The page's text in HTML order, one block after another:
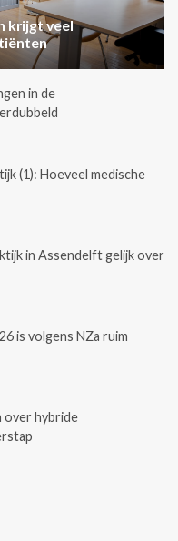
krijgt veel
in de
(1): Hoeveel medische
in Assendelft gelijk over
is volgens NZa ruim
over hybride